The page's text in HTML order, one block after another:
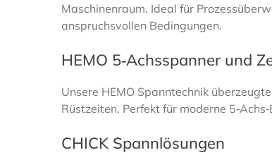
Maschinenraum. Ideal für
anspruchsvollen Bedingungen.
HEMO 5‑Achsspanner und
Unsere HEMO Spanntechnik
Rüstzeiten. Perfekt für moderne
CHICK Spannlösungen